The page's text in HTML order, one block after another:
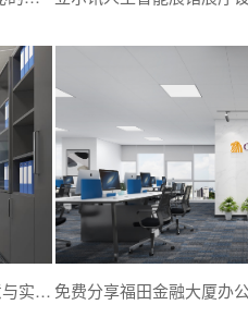
华科资本办公室设计效果图案例：创意与实用性的完美结合